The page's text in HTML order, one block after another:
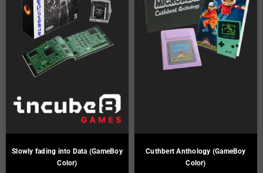
Slowly fading into Data (GameBoy
Color)
Cuthbert Anthology (GameBoy
Color)